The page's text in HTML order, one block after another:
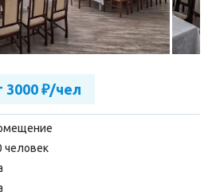
3000 ₽/чел
человек